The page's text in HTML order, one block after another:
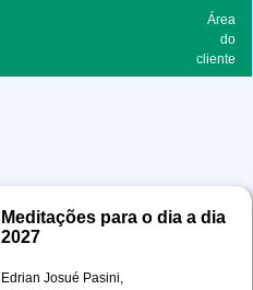
Área
do
cliente
Meditações para o dia a dia
2027
Edrian Josué Pasini,